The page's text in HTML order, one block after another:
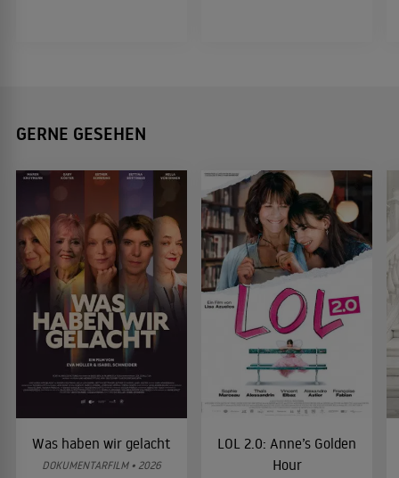
GERNE GESEHEN
Was haben wir gelacht
DOKUMENTARFILM • 2026
LOL 2.0: Anne’s Golden
Hour